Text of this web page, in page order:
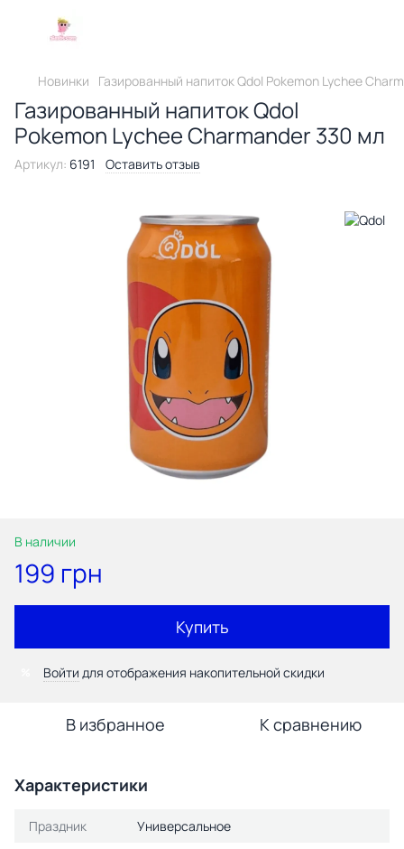
Новинки Газированный напиток Qdol Pokemon Lychee
Газированный напиток Qdol
Pokemon Lychee Charmander 330 мл
Артикул: 6191 Оставить отзыв
В наличии
199 грн
Купить
Войти для отображения накопительной скидки
В избранное К сравнению
Характеристики
Праздник
Универсальное